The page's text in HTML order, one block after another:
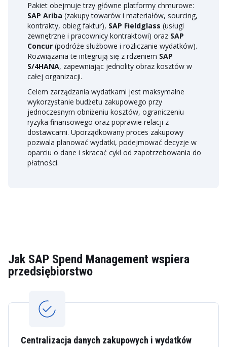
Pakiet obejmuje trzy główne platformy chmurowe:
SAP Ariba (zakupy towarów i materiałów, sourcing,
kontrakty, obieg faktur), SAP Fieldglass (usługi
zewnętrzne i pracownicy kontraktowi) oraz SAP
Concur (podróże służbowe i rozliczanie wydatków).
Rozwiązania te integrują się z rdzeniem SAP
S/4HANA, zapewniając jednolity obraz kosztów w
całej organizacji.
Celem zarządzania wydatkami jest maksymalne
wykorzystanie budżetu zakupowego przy
jednoczesnym obniżeniu kosztów, ograniczeniu
ryzyka finansowego oraz poprawie relacji z
dostawcami. Uporządkowany proces zakupowy
pozwala planować wydatki, podejmować decyzje w
oparciu o dane i skracać cykl od zapotrzebowania do
płatności.
Jak SAP Spend Management wspiera
przedsiębiorstwo
Centralizacja danych zakupowych i wydatków